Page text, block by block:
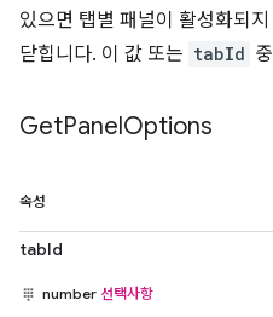
있으면 탭별 패널이 활성화되
닫힙니다. 이 값 또는 tabId
GetPanelOptions
속성
tabId
number 선택사항